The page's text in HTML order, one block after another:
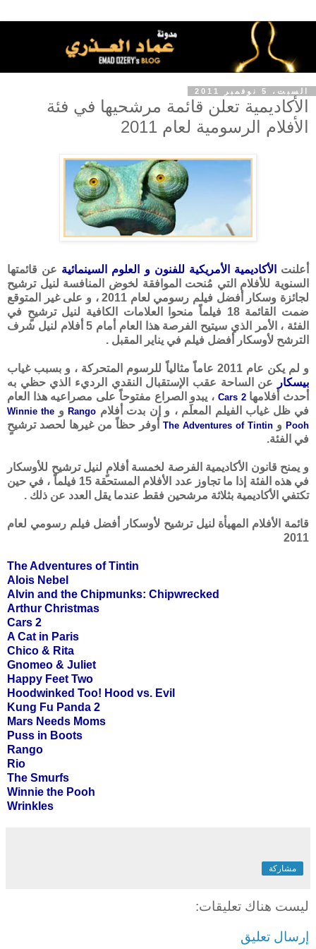
السبت، 5 نوفمبر 2011
الأكاديمية تعلن قائمة مرشحيها في فئة
الأفلام الرسومية لعام 2011
أعلنت الأكاديمية الأمريكية للفنون و العلوم السينمائية عن قائمتها
السنوية للأفلام التي مُنحت الموافقة لخوض المنافسة لنيل ترشيح
لجائزة وسكار أفضل فيلم رسومي لعام 2011 ، و على غير المتوقع
ضمت القائمة 18 فيلماً منحوا العلامات الكافية لنيل ترشيحٍ في
الفئة ، الأمر الذي سيتيح الفرصة هذا العام أمام 5 أفلام لنيل شرف
الترشح لأوسكار أفضل فيلم في يناير المقبل .
و لم يكن عام 2011 عاماً مثالياً للرسوم المتحركة ، و بسبب غياب
بيسكار عن الساحة عقب الإستقبال النقدي الرديء الذي حظي به
أحدث أفلامهاCars 2 ، يبدو الصراع مفتوحاً على مصراعيه هذا العام
في ظل غياب الفيلم المعلَم ، و إن بدت أفلام Rango و Winnie the
Pooh و The Adventures of Tintin أوفر حظاً من غيرها لحصد ترشيحٍ
في الفئة.
و يمنح قانون الأكاديمية الفرصة لخمسة أفلامٍ لنيل ترشيح للأوسكار
في هذه الفئة إذا ما تجاوز عدد الأفلام المستحقة 15 فيلماً ، في حين
تكتفي الأكاديمية بثلاثة مرشحين فقط عندما يقل العدد عن ذلك .
قائمة الأفلام المهيأة لنيل ترشيح لأوسكار أفضل فيلم رسومي لعام
2011
The Adventures of Tintin
Alois Nebel
Alvin and the Chipmunks: Chipwrecked
Arthur Christmas
Cars 2
A Cat in Paris
Chico & Rita
Gnomeo & Juliet
Happy Feet Two
Hoodwinked Too! Hood vs. Evil
Kung Fu Panda 2
Mars Needs Moms
Puss in Boots
Rango
Rio
The Smurfs
Winnie the Pooh
Wrinkles
مشاركة
ليست هناك تعليقات:
إرسال تعليق